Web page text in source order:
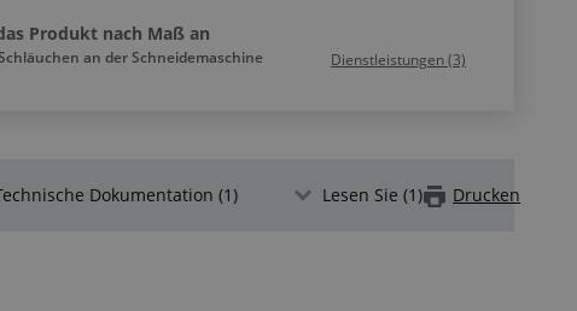
Produkt nach Maß an
an der Schneidemaschine Dienstleistungen (3)
Dokumentation (1) Lesen Sie (1) Drucken